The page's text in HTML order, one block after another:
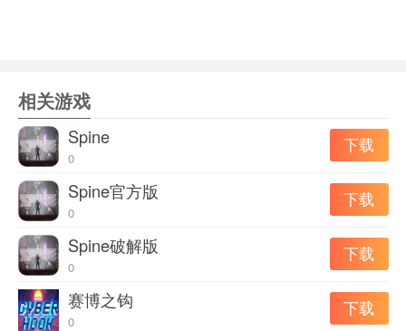
相关游戏
Spine
0
下载
Spine官方版
0
下载
Spine破解版
0
下载
赛博之钩
0
下载